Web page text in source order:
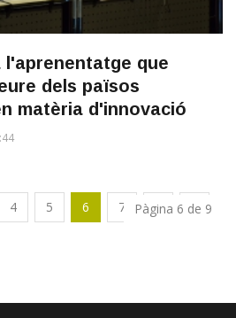
l'aprenentatge que
dels països
matèria d'innovació
4 5 6 7 8 9
Pàgina 6 de 9